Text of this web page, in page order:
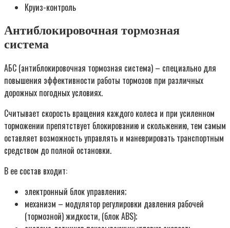
Круиз-контроль
Антиблокировочная тормозная
система
АБС (антиблокировочная тормозная система) – специально для
повышения эффективности работы тормозов при различных
дорожных погодных условиях.
Считывает скорость вращения каждого колеса и при усиленном
торможении препятствует блокированию и скольжению, тем самым
оставляет возможность управлять и маневрировать транспортным
средством до полной остановки.
В ее состав входит:
электронный блок управления;
механизм – модулятор регулировки давления рабочей
(тормозной) жидкости, (блок ABS);